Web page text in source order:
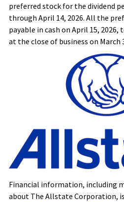
preferred stock for the dividend
through April 14, 2026. All the
payable in cash on April 15,
at the close of business on March
Financial information, including
about The Allstate Corporation,